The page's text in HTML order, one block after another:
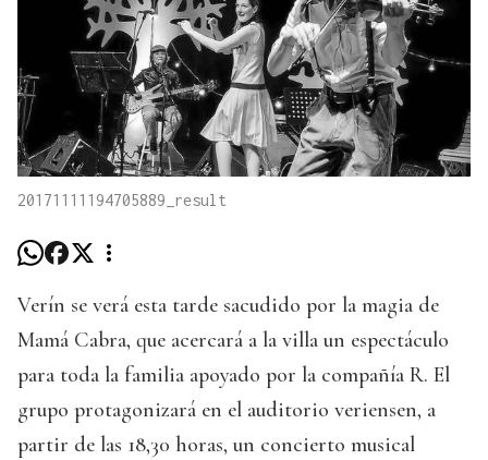
20171111194705889_result
Verín se verá esta tarde sacudido por la magia de
Mamá Cabra, que acercará a la villa un espectáculo
para toda la familia apoyado por la compañía R. El
grupo protagonizará en el auditorio veriensen, a
partir de las 18,30 horas, un concierto musical